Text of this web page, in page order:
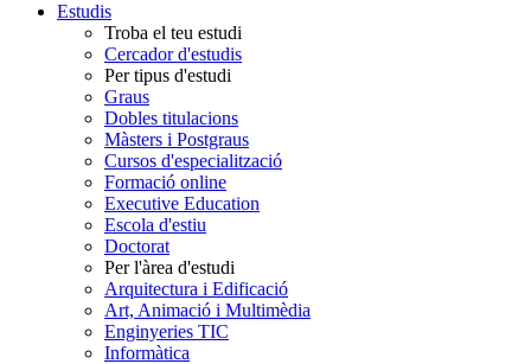
Estudis
Troba el teu estudi
Cercador d'estudis
Per tipus d'estudi
Graus
Dobles titulacions
Màsters i Postgraus
Cursos d'especialització
Formació online
Executive Education
Escola d'estiu
Doctorat
Per l'àrea d'estudi
Arquitectura i Edificació
Art, Animació i Multimèdia
Enginyeries TIC
Informàtica